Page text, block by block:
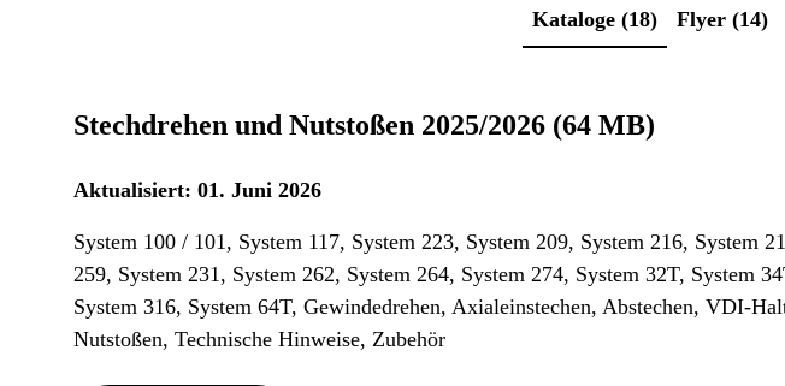
Kataloge (18) Flyer (14)
Stechdrehen und Nutstoßen 2025/2026 (64 MB)
Aktualisiert: 01. Juni 2026
System 100 / 101, System 117, System 223, System 209, System 216, System
259, System 231, System 262, System 264, System 274, System 32T, System
System 316, System 64T, Gewindedrehen, Axialeinstechen, Abstechen, VDI-
Nutstoßen, Technische Hinweise, Zubehör